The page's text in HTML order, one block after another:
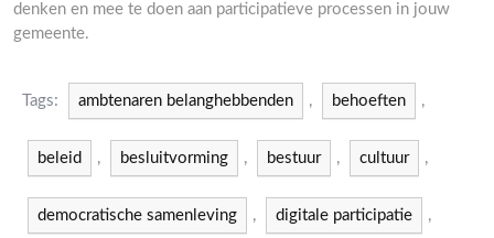
denken en mee te doen aan participatieve processen in jouw
gemeente.
Tags: ambtenaren belanghebbenden , behoeften ,
beleid , besluitvorming , bestuur , cultuur ,
democratische samenleving , digitale participatie ,